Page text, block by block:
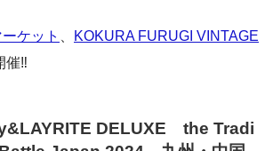
ケット
KOKURA FURUGI VINTAGE
催‼️
DELUXE the Tradi